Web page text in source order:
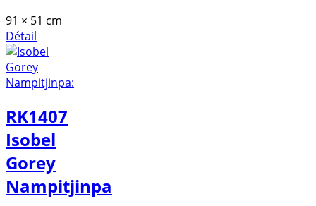
91 × 51 cm
Détail
RK1407
Isobel
Gorey
Nampitjinpa